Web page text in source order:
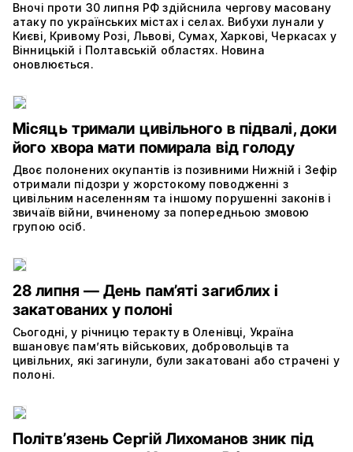
Вночі проти 30 липня РФ здійснила чергову масовану
атаку по українських містах і селах. Вибухи лунали у
Києві, Кривому Розі, Львові, Сумах, Харкові, Черкасах у
Вінницькій і Полтавській областях. Новина
оновлюється.
Місяць тримали цивільного в підвалі, доки
його хвора мати помирала від голоду
Двоє полонених окупантів із позивними Нижній і Зефір
отримали підозри у жорстокому поводженні з
цивільним населенням та іншому порушенні законів і
звичаїв війни, вчиненому за попередньою змовою
групою осіб.
28 липня — День пам’яті загиблих і
закатованих у полоні
Сьогодні, у річницю теракту в Оленівці, Україна
вшановує пам’ять військових, добровольців та
цивільних, які загинули, були закатовані або страчені у
полоні.
Політвʼязень Сергій Лихоманов зник під